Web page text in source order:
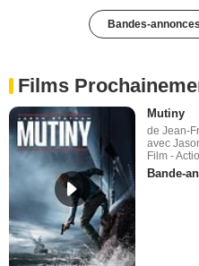
Bandes-
Films
Mutiny
de Jean-
avec
Film -
Bande-